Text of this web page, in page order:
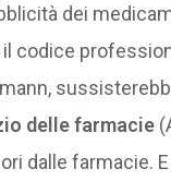
dei
codice
delle farmacie
dalle farmacie.